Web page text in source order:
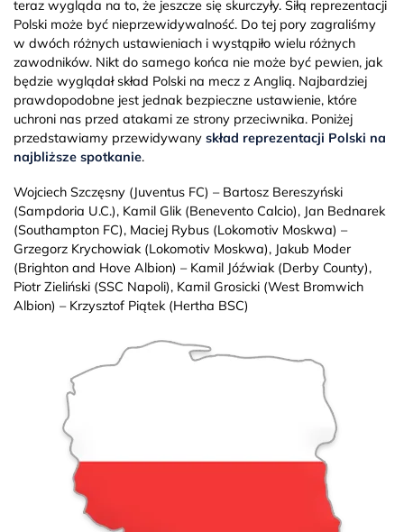
teraz wygląda na to, że jeszcze się skurczyły. Siłą reprezentacji
Polski może być nieprzewidywalność. Do tej pory zagraliśmy
w dwóch różnych ustawieniach i wystąpiło wielu różnych
zawodników. Nikt do samego końca nie może być pewien, jak
będzie wyglądał skład Polski na mecz z Anglią. Najbardziej
prawdopodobne jest jednak bezpieczne ustawienie, które
uchroni nas przed atakami ze strony przeciwnika. Poniżej
przedstawiamy przewidywany skład reprezentacji Polski na
najbliższe spotkanie.
Wojciech Szczęsny (Juventus FC) – Bartosz Bereszyński
(Sampdoria U.C.), Kamil Glik (Benevento Calcio), Jan Bednarek
(Southampton FC), Maciej Rybus (Lokomotiv Moskwa) –
Grzegorz Krychowiak (Lokomotiv Moskwa), Jakub Moder
(Brighton and Hove Albion) – Kamil Jóźwiak (Derby County),
Piotr Zieliński (SSC Napoli), Kamil Grosicki (West Bromwich
Albion) – Krzysztof Piątek (Hertha BSC)